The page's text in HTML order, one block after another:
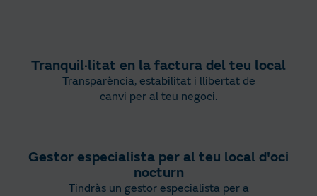
Tranquil·litat en la factura del teu local
Transparència, estabilitat i llibertat de
canvi per al teu negoci.
Gestor especialista per al teu local d'oci
nocturn
Tindràs un gestor especialista per a